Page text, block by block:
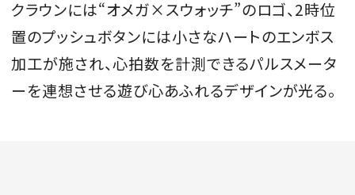
クラウンには“オメガ×スウォッチ”のロゴ、2時位
置のプッシュボタンには小さなハートのエンボス
加工が施され、心拍数を計測できるパルスメータ
ーを連想させる遊び心あふれるデザインが光る。